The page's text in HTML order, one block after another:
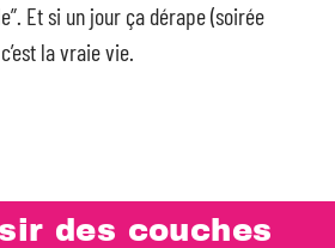
Et si un jour ça dérape (soirée
la vraie vie.
des couches